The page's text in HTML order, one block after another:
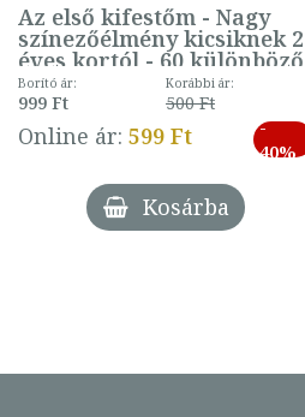
Az első kifestőm - Nagy
színezőélmény kicsiknek 2
éves kortól - 60 különböző
mintával (gombás)
Borító ár:
999 Ft
Korábbi ár:
500 Ft
Online ár: 599 Ft
-
40%
Kosárba